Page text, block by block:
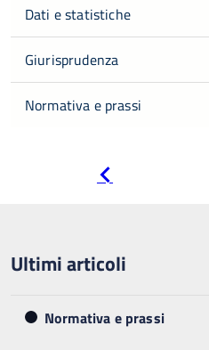
Dati e statistiche
Giurisprudenza
Normativa e prassi
Ultimi articoli
Normativa e prassi